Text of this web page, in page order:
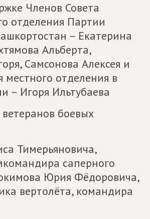
Членов Совета
отделения Партии
– Екатерина
Альберта,
Самсонова Алексея и
местного отделения в
– Игоря Ильтубаева
боевых
Тимерьяновича,
саперного
Юрия Фёдоровича,
вертолёта, командира